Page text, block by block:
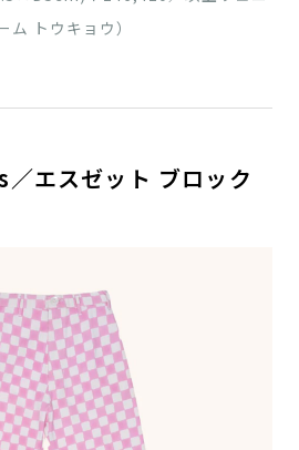
ム トウキョウ）
エスゼット ブロック